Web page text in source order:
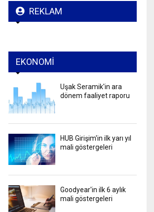
REKLAM
EKONOMI
Uşak Seramik'in ara
dönem faaliyet raporu
HUB Girişim'in ilk yarı yıl
mali göstergeleri
Goodyear'in ilk 6 aylık
mali göstergeleri